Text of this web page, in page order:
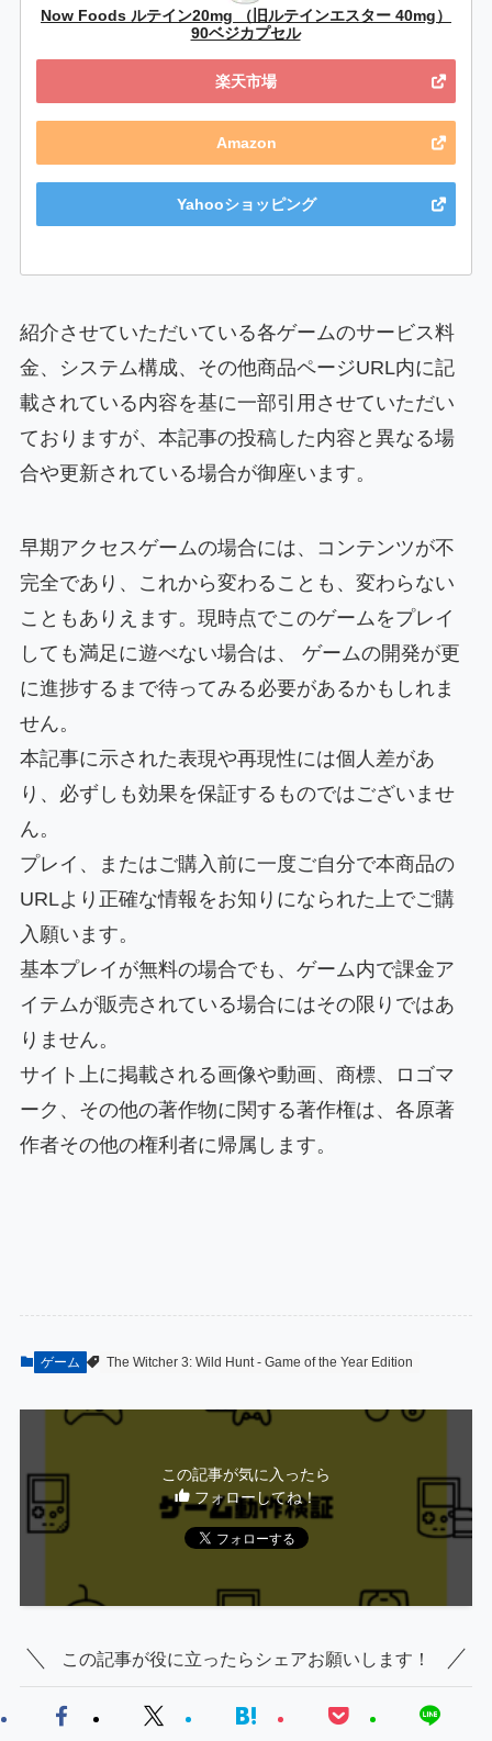
Now Foods ルテイン20mg （旧ルテインエスター 40mg）
90ベジカプセル
楽天市場
Amazon
Yahooショッピング
紹介させていただいている各ゲームのサービス料
金、システム構成、その他商品ページURL内に記
載されている内容を基に一部引用させていただい
ておりますが、本記事の投稿した内容と異なる場
合や更新されている場合が御座います。
早期アクセスゲームの場合には、コンテンツが不
完全であり、これから変わることも、変わらない
こともありえます。現時点でこのゲームをプレイ
しても満足に遊べない場合は、 ゲームの開発が更
に進捗するまで待ってみる必要があるかもしれま
せん。
本記事に示された表現や再現性には個人差があ
り、必ずしも効果を保証するものではございませ
ん。
プレイ、またはご購入前に一度ご自分で本商品の
URLより正確な情報をお知りになられた上でご購
入願います。
基本プレイが無料の場合でも、ゲーム内で課金ア
イテムが販売されている場合にはその限りではあ
りません。
サイト上に掲載される画像や動画、商標、ロゴマ
ーク、その他の著作物に関する著作権は、各原著
作者その他の権利者に帰属します。
ゲーム The Witcher 3: Wild Hunt - Game of the Year Edition
この記事が気に入ったら
フォローしてね！
この記事が役に立ったらシェアお願いします！